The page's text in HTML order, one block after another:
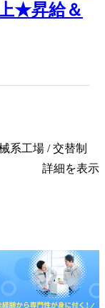
★昇給＆
系工場 / 交替制
詳細を表示